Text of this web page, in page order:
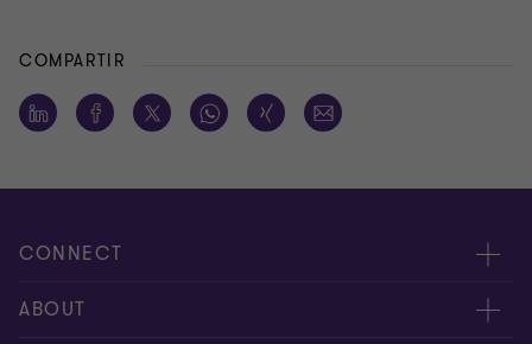
COMPARTIR
CONNECT
Contáctenos
ABOUT